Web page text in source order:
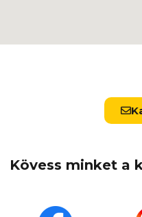
Kövess minket a